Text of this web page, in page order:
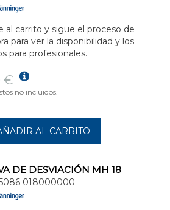
al carrito y sigue el proceso de
para ver la disponibilidad y los
para profesionales.
€
no incluidos.
AL CARRITO
DE DESVIACIÓN MH 18
018000000